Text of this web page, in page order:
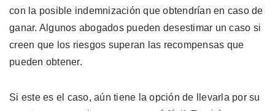
con la posible indemnización que obtendrían en caso de
ganar. Algunos abogados pueden desestimar un caso si
creen que los riesgos superan las recompensas que
pueden obtener.
Si este es el caso, aún tiene la opción de llevarla por su